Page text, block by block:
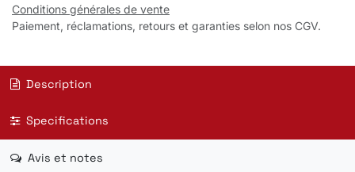
Conditions générales de vente
Paiement, réclamations, retours et garanties selon nos CGV.
Description
Specifications
Avis et notes